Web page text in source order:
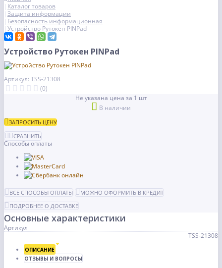
Каталог товаров
Защита информации
Безопасность информационная
Устройство Рутокен PINPad
Устройство Рутокен PINPad
Артикул: TSS-21308
(0)
Не указана цена за 1 шт
В наличии
ЗАПРОСИТЬ ЦЕНУ
СРАВНИТЬ
Способы оплаты
ВСЕ СПОСОБЫ ОПЛАТЫ
МОЖНО ОФОРМИТЬ В КРЕДИТ
ПОДРОБНЕЕ О ДОСТАВКЕ
Основные характеристики
Артикул
TSS-21308
ОПИСАНИЕ
ОТЗЫВЫ И ВОПРОСЫ